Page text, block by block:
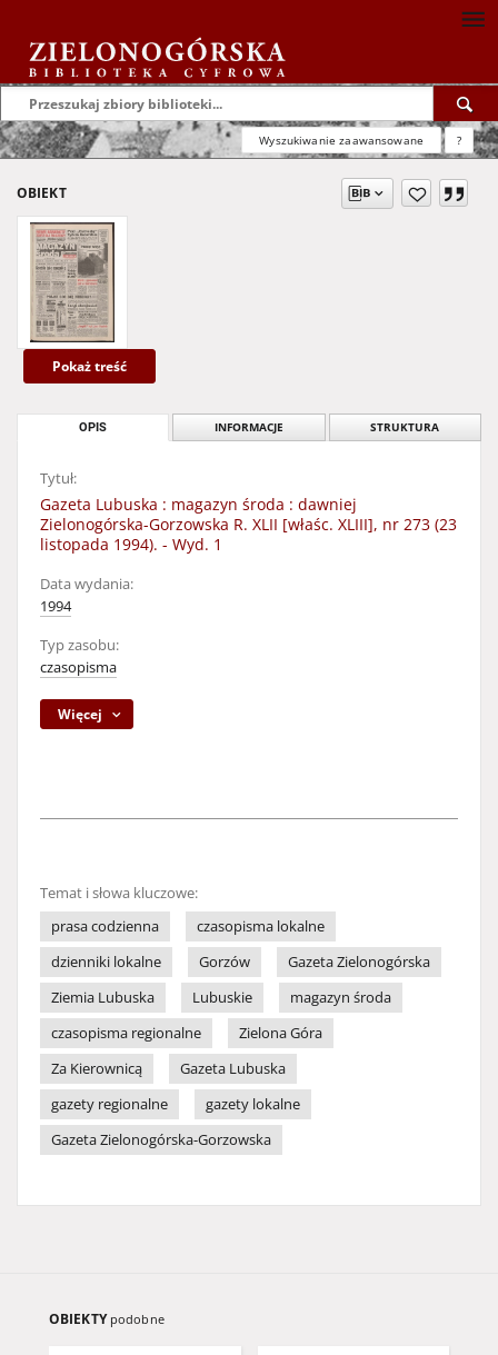
Wyszukiwanie zaawansowane ?
OBIEKT
Pokaż treść
OPIS INFORMACJE STRUKTURA
Tytuł:
Gazeta Lubuska : magazyn środa : dawniej
Zielonogórska-Gorzowska R. XLII [właśc. XLIII], nr 273 (23
listopada 1994). - Wyd. 1
Data wydania:
1994
Typ zasobu:
czasopisma
Więcej
Temat i słowa kluczowe:
prasa codzienna
czasopisma lokalne
dzienniki lokalne
Gorzów
Gazeta Zielonogórska
Ziemia Lubuska
Lubuskie
magazyn środa
czasopisma regionalne
Zielona Góra
Za Kierownicą
Gazeta Lubuska
gazety regionalne
gazety lokalne
Gazeta Zielonogórska-Gorzowska
OBIEKTY podobne